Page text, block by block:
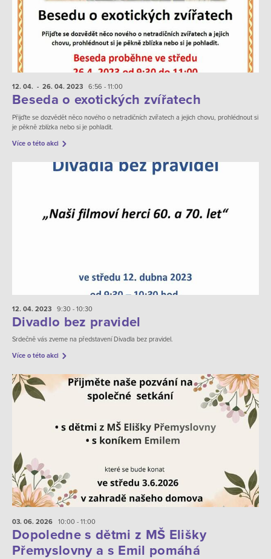
12. 04. - 26. 04. 2023 6:56 - 11:00
Beseda o exotických zvířatech
Přijďte se dozvědět něco nového o netradičních zvířatech a jejich chovu, prohlédnout si
je pěkně zblízka nebo si je pohladit.
Více o této akci
12. 04. 2023 9:30 - 10:30
Divadlo bez pravidel
Srdečně vás zveme na představení Divadla bez pravidel.
Více o této akci
03. 06. 2026 10:00 - 11:00
Dopoledne s dětmi z MŠ Elišky
Přemyslovny a s Emil pomáhá